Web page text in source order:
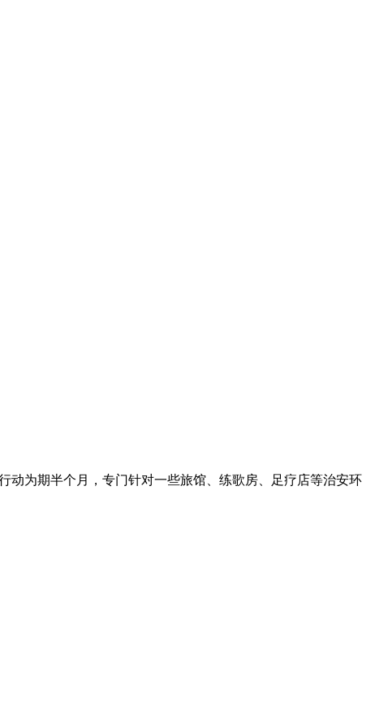
动为期半个月，专门针对一些旅馆、练歌房、足疗店等治安环